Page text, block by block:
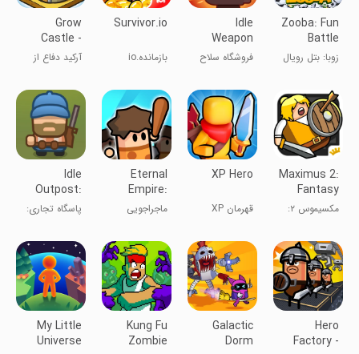
Zooba: Fun
Battle
Royale
Games
زوبا: بتل رویال
Idle
Weapon
Shop
فروشگاه سلاح
Survivor.io
بازمانده.io
Grow
Castle -
Tower
Defense
آرکید دفاع از
Maximus 2:
Fantasy
Beat-Em-مکسیموس ۲:
افسانه‌ای
XP Hero
قهرمان XP
Eternal
Empire:
Warrior
Eras
ماجراجویی
Idle
Outpost:
Upgrade
Games
پاسگاه تجاری:
Hero
Factory -
Galactic
Dorm
Kung Fu
Zombie
My Little
Universe